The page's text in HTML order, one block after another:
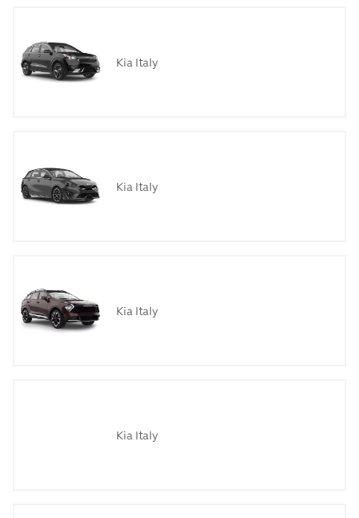
Kia Italy
Kia Italy
Kia Italy
Kia Italy